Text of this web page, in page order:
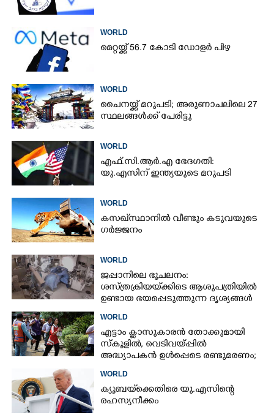
WORLD
മെറ്റയ്ക്ക് 56.7 കോടി ഡോളർ പിഴ
WORLD
ചൈനയ്ക്ക് മറുപടി; അരുണാചലിലെ 27
സ്ഥലങ്ങൾക്ക് പേരിട്ടു
WORLD
എഫ്.സി.ആർ.എ ഭേദഗതി:
യു.എസിന് ഇന്ത്യയുടെ മറുപടി
WORLD
കസഖ്‌സ്ഥാനിൽ വീണ്ടും കടുവയുടെ
ഗർജ്ജനം
WORLD
ജപ്പാനിലെ ഭൂചലനം:
ശസ്ത്രക്രിയ‌യ്‌ക്കി‌ടെ ആശുപത്രിയിൽ
ഉണ്ടായ ഭയപ്പെടുത്തുന്ന ദൃശ്യങ്ങൾ
പുറത്ത്
WORLD
എട്ടാം ക്ളാസുകാരൻ തോക്കുമായി
സ്കൂളിൽ, വെടിവയ്പ്പിൽ
അദ്ധ്യാപകൻ ഉൾപ്പെടെ രണ്ടുമരണം;
15 പേർക്ക് പരിക്ക്
WORLD
ക്യൂബയ്‌ക്കെതിരെ യു.എസിന്റെ
രഹസ്യനീക്കം